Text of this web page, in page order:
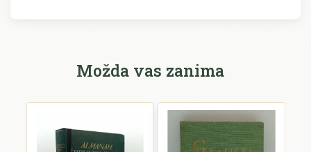
Možda vas zanima